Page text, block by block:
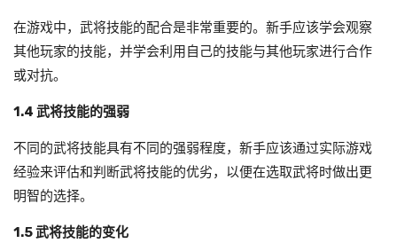
在游戏中，武将技能的配合是非常重要的。新手应该学会观察
其他玩家的技能，并学会利用自己的技能与其他玩家进行合作
或对抗。
1.4 武将技能的强弱
不同的武将技能具有不同的强弱程度，新手应该通过实际游戏
经验来评估和判断武将技能的优劣，以便在选取武将时做出更
明智的选择。
1.5 武将技能的变化